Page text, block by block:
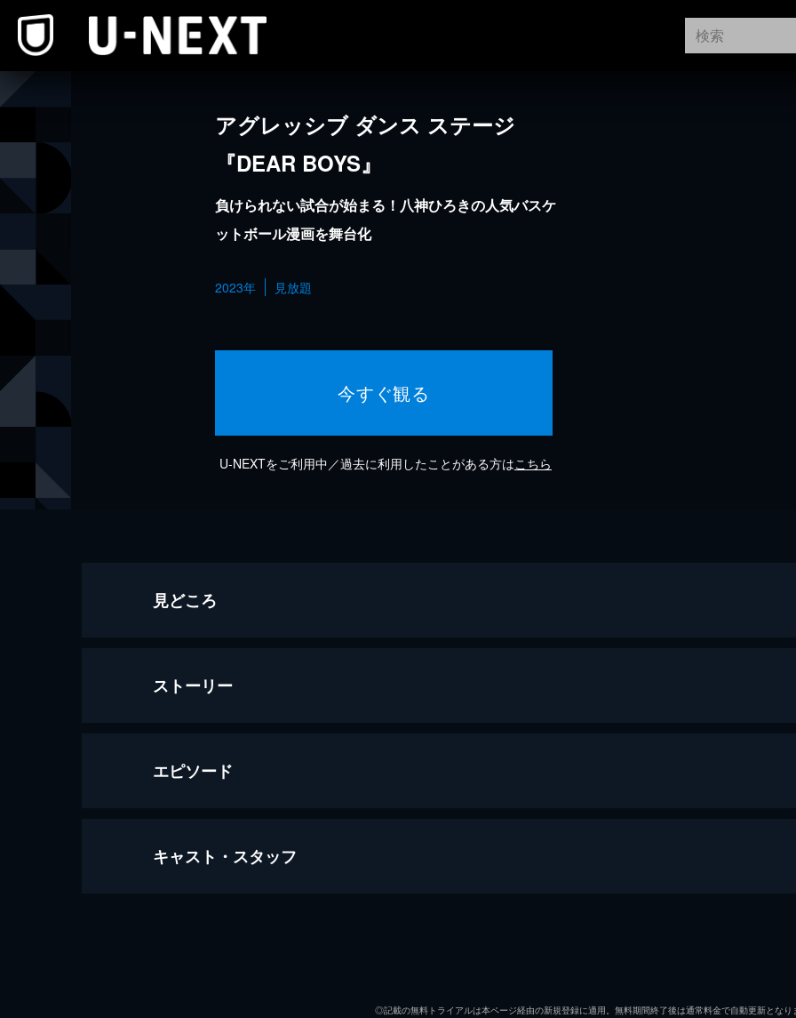
アグレッシブ ダンス ステージ
『DEAR BOYS』
負けられない試合が始まる！八神ひろきの人気バスケ
ットボール漫画を舞台化
2023年 見放題
今すぐ観る
U-NEXTをご利用中／過去に利用したことがある方はこちら
見どころ
ストーリー
エピソード
アグレッシブ ダンス ステージ『DEAR BOYS』
キャスト・スタッフ
◎記載の無料トライアルは本ページ経由の新規登録に適用。無料期間終了後は通常料金で自動更新となり